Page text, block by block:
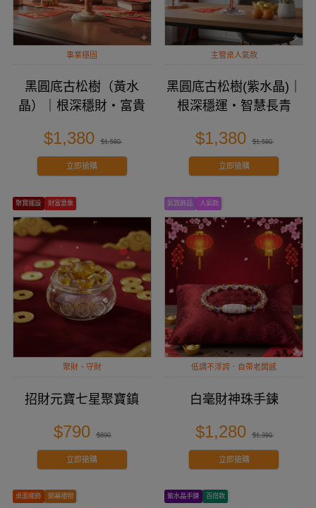
事業穩固
黑圓底古松樹（黃水
晶）｜根深穩財・富貴
$1,380 $1,580
立即搶購
主管桌人氣款
黑圓底古松樹(紫水晶)｜
根深穩運・智慧長青
$1,380 $1,580
立即搶購
聚寶擺設 財富意象
聚財、守財
招財元寶七星聚寶鎮
$790 $890
立即搶購
氣質飾品 人氣款
低調不浮誇．自帶老闆感
白毫財神珠手鍊
$1,280 $1,380
立即搶購
桌面擺飾 開幕禮物 紫水晶手鍊 百搭款